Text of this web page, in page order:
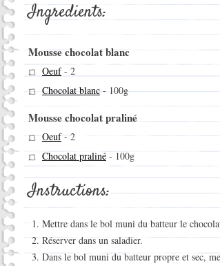
Ingredients:
Mousse chocolat blanc
Oeuf- 2
Chocolat blanc- 100g
Mousse chocolat praliné
Oeuf-2
Chocolat praliné - 100g
Instructions:
Mettre dans le bol muni du batteur le
Réserver dans un saladier.
Dans le bol muni du batteur propre et sec,